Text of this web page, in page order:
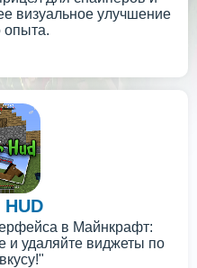
визуальное улучшение
опыта.
в Майнкрафт:
и удаляйте виджеты по